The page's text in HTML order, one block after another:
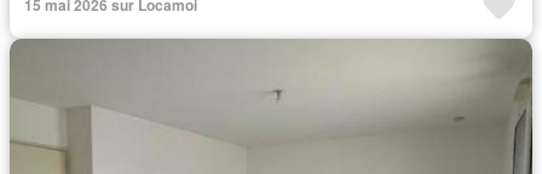
15 mai 2026 sur Locamoi